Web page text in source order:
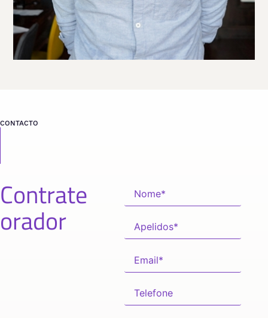
CONTACTO
Contrate
orador